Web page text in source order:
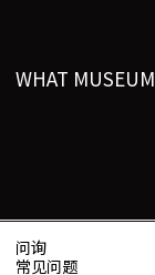
WHAT MUSEUM
问询
常见问题